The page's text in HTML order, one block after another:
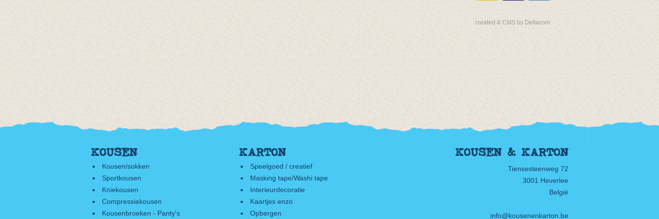
created & CMS by Deltacom
KOUSEN
Kousen/sokken
Sportkousen
Kniekousen
Compressiekousen
Kousenbroeken - Panty's
KARTON
Speelgoed / creatief
Masking tape/Washi tape
Interieurdecoratie
Kaartjes enzo
Opbergen
KOUSEN & KARTON
Tiensesteenweg 72
3001 Heverlee
België
info@kousenenkarton.be